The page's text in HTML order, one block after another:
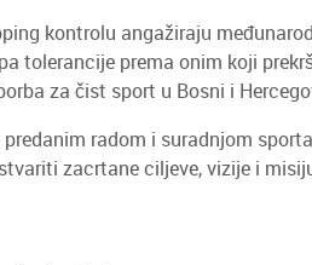
kontrolu angažiraju
tolerancije prema onim koji
za čist sport u Bosni i
radom i suradnjom
zacrtane ciljeve, vizije i